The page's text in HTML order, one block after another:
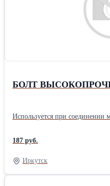
БОЛТ
Используется при соединении
187 руб.
Иркутск